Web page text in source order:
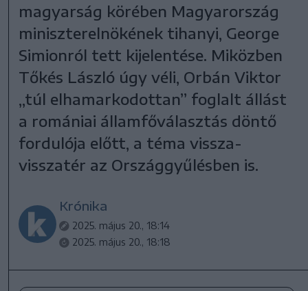
magyarság körében Magyarország
miniszterelnökének tihanyi, George
Simionról tett kijelentése. Miközben
Tőkés László úgy véli, Orbán Viktor
„túl elhamarkodottan” foglalt állást
a romániai államfőválasztás döntő
fordulója előtt, a téma vissza-
visszatér az Országgyűlésben is.
Krónika
2025. május 20., 18:14
2025. május 20., 18:18